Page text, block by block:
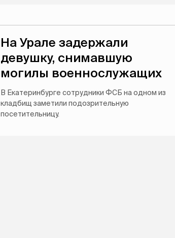
На Урале задержали
девушку, снимавшую
могилы военнослужащих
В Екатеринбурге сотрудники ФСБ на одном из
кладбищ заметили подозрительную
посетительницу.